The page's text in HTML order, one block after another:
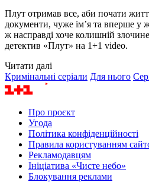
Плут отримав все, аби почати
документи, чуже ім’я та вперше у
ж насправді хоче колишній
детектив «Плут» на 1+1 video.
Читати далі
Кримінальні серіали Для нього
Про проєкт
Угода
Політика конфіденційності
Правила користуванням
Рекламодавцям
Ініціатива «Чисте небо»
Блокування реклами